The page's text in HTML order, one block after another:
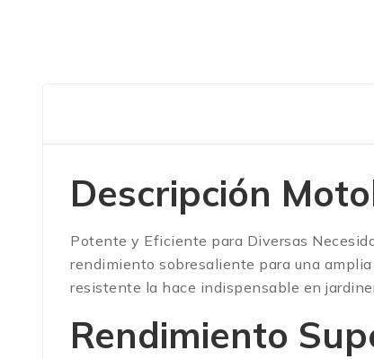
Descripción
Potente y Eficiente para Diversas
rendimiento sobresaliente para una
resistente la hace indispensable en
Rendimiento